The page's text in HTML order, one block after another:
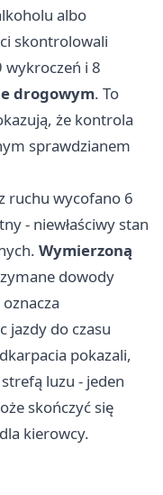
albo
skontrolowali
wykroczeń i 8
drogowym. To
że kontrola
sprawdzianem
ruchu wycofano 6
- niewłaściwy stan
Wymierzoną
dowody
jazdy do czasu
pokazali,
luzu - jeden
skończyć się
kierowcy.